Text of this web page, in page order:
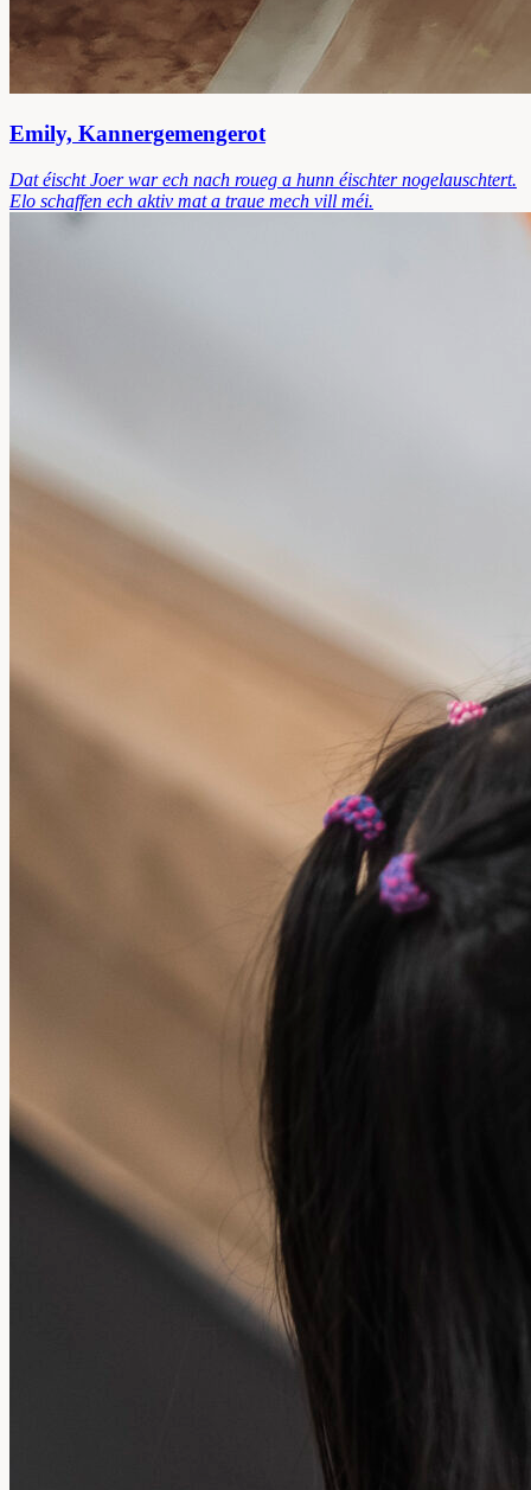
Emily, Kannergemengerot
Dat éischt Joer war ech nach roueg a hunn éischter nogelauschtert.
Elo schaffen ech aktiv mat a traue mech vill méi.